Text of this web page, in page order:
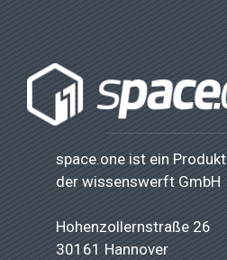
space.one ist ein Produkt
derwissenswerft GmbH
Hohenzollernstraße 26
30161 Hannover